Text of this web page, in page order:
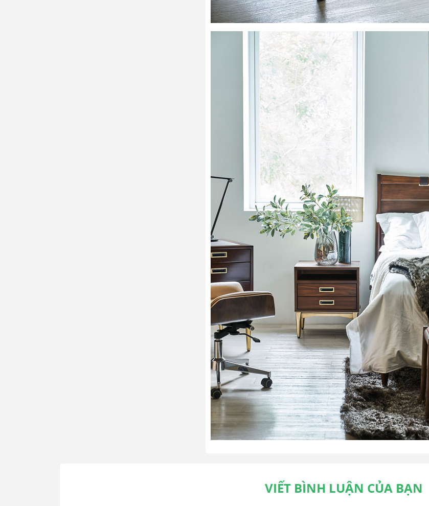
VIẾT BÌNH LUẬN CỦA BẠN